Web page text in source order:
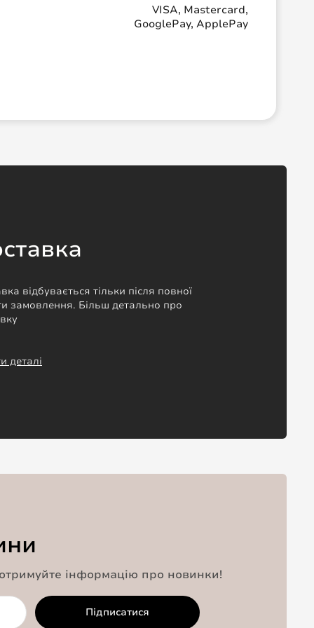
VISA, Mastercard,
GooglePay, ApplePay
відбувається тільки після повної
замовлення. Більш детально про
деталі
інформацію про новинки!
Підписатися